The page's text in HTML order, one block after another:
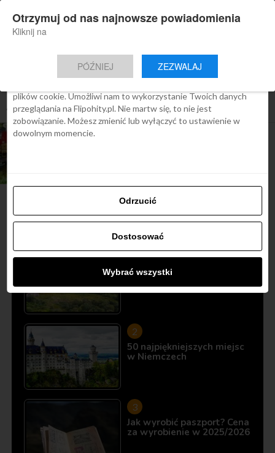
Nowa aplikacja Flipohity
Aktualne wiadomości, artykuły, TOP
Instalacja
All posts tagged "atrakcje w billund"
TOP OFERTY
Najbardziej popularne
Śladami Harry’ego Pottera:
50 najpiękniejszych miejsc
w Niemczech
Jak wyrobić paszport? Cena
za wyrobienie w 2025/2026
Zgoda Szczegóły O cookies
Ta strona używa plików cookies
We Flipo robimy wszystko, aby pokazać Ci tylko te treści, które
plików cookie. Umożliwi nam to wykorzystanie Twoich danych
przeglądania na Flipohity.pl. Nie martw się, to nie jest
zobowiązanie. Możesz zmienić lub wyłączyć to ustawienie w
dowolnym momencie.
Odrzucić
Dostosować
Wybrać wszystki
Otrzymuj od nas najnowsze powiadomienia
Kliknij na
PÓŹNIEJ ZEZWALAJ